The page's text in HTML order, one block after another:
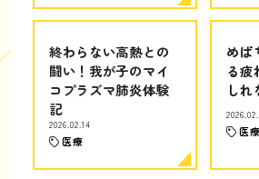
終わらない高熱との
闘い！我が子のマイ
コプラズマ肺炎体験
記
2026.02.14
医療
めば
る疲
しれ
医療